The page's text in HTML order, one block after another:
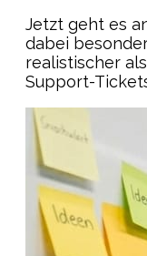
Jetzt geht es
dabei
realistischer
Support-